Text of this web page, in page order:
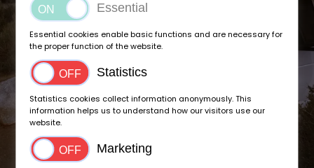
Essential
Essential cookies enable basic functions and are necessary for
the proper function of the website.
Statistics
Statistics cookies collect information anonymously. This
information helps us to understand how our visitors use our
website.
Marketing